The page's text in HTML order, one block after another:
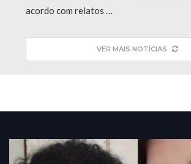
acordo com relatos …
VER MAIS NOTÍCIAS